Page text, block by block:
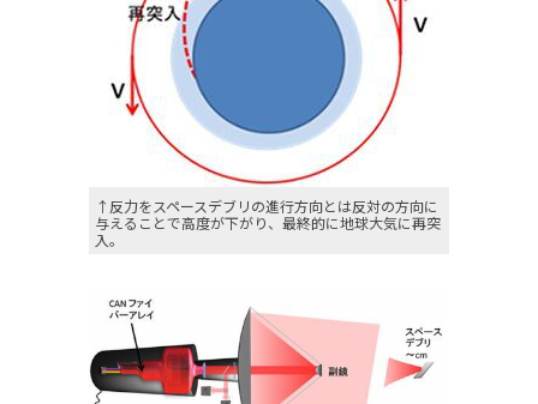
↑反力をスペースデブリの進行方向とは反対の方向に
与えることで高度が下がり、最終的に地球大気に再突
入。